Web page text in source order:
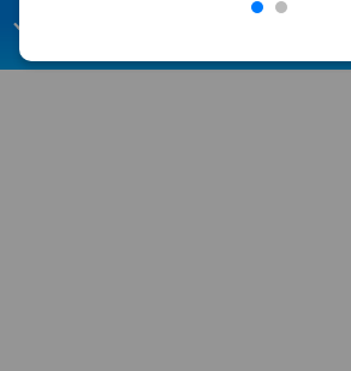
webmaster@yuanta.com